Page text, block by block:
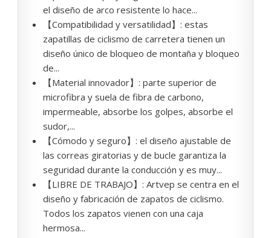
el diseño de arco resistente lo hace...
【Compatibilidad y versatilidad】: estas
zapatillas de ciclismo de carretera tienen un
diseño único de bloqueo de montaña y bloqueo
de...
【Material innovador】: parte superior de
microfibra y suela de fibra de carbono,
impermeable, absorbe los golpes, absorbe el
sudor,...
【Cómodo y seguro】: el diseño ajustable de
las correas giratorias y de bucle garantiza la
seguridad durante la conducción y es muy...
【LIBRE DE TRABAJO】: Artvep se centra en el
diseño y fabricación de zapatos de ciclismo.
Todos los zapatos vienen con una caja
hermosa...